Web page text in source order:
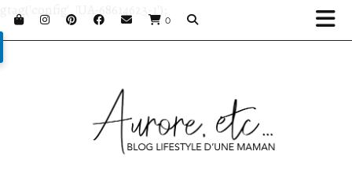
0
gtag('config', 'UA-68614623-1');